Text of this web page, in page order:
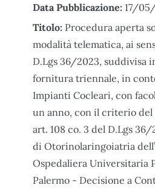
Data Pubblicazione: 17/
Titolo: Procedura aperta
modalità telematica, ai
D.Lgs 36/2023, suddivisa
fornitura triennale, in
Impianti Cocleari, con
un anno, con il criterio
art. 108 co. 3 del D.Lgs 36/
di Otorinolaringoiatria
Ospedaliera Universitaria
Palermo - Decisione a